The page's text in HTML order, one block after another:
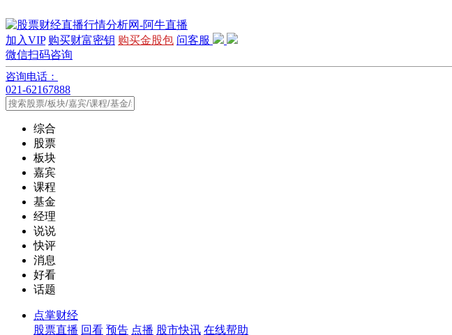
加入VIP 购买财富密钥 购买金股包 问客服
微信扫码咨询
咨询电话：
021-62167888
综合
股票
板块
嘉宾
课程
基金
经理
说说
快评
消息
好看
话题
点掌财经
股票直播 回看 预告 点播 股市快讯 在线帮助